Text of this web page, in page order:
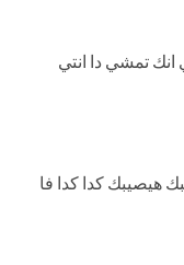
تمشي دا انتي
هيصيبك كدا كدا فا